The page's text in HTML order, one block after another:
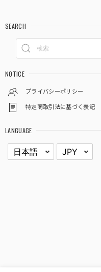
SEARCH
NOTICE
プライバシーポリシー
特定商取引法に基づく表記
LANGUAGE